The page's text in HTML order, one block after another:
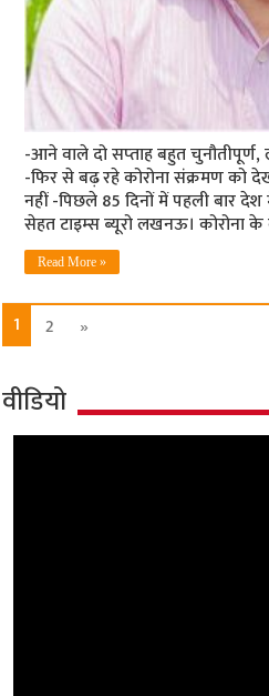
-आने वाले दो सप्‍ताह बहुत
-फि‍र से बढ़ रहे कोरोना संक्रमण को
नहीं -पिछले 85 दिनों में पहली बार
सेहत टाइम्‍स ब्‍यूरो लखनऊ। कोरोना
Read More »
1 2 »
वीडियो